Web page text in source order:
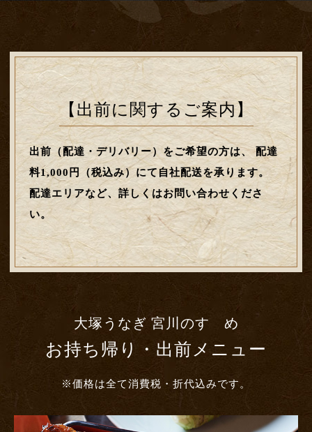
【出前に関するご案内】
出前（配達・デリバリー）をご希望の方は、 配達
料1,000円（税込み）にて自社配送を承ります。
配達エリアなど、詳しくはお問い合わせくださ
い。
大塚うなぎ 宮川のすゝめ
お持ち帰り・出前メニュー
※価格は全て消費税・折代込みです。